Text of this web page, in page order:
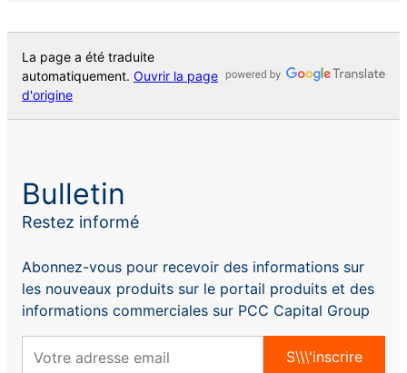
La page a été traduite
automatiquement. Ouvrir la page
d'origine
Bulletin
Restez informé
Abonnez-vous pour recevoir des informations sur
les nouveaux produits sur le portail produits et des
informations commerciales sur PCC Capital Group
S\\\'inscrire